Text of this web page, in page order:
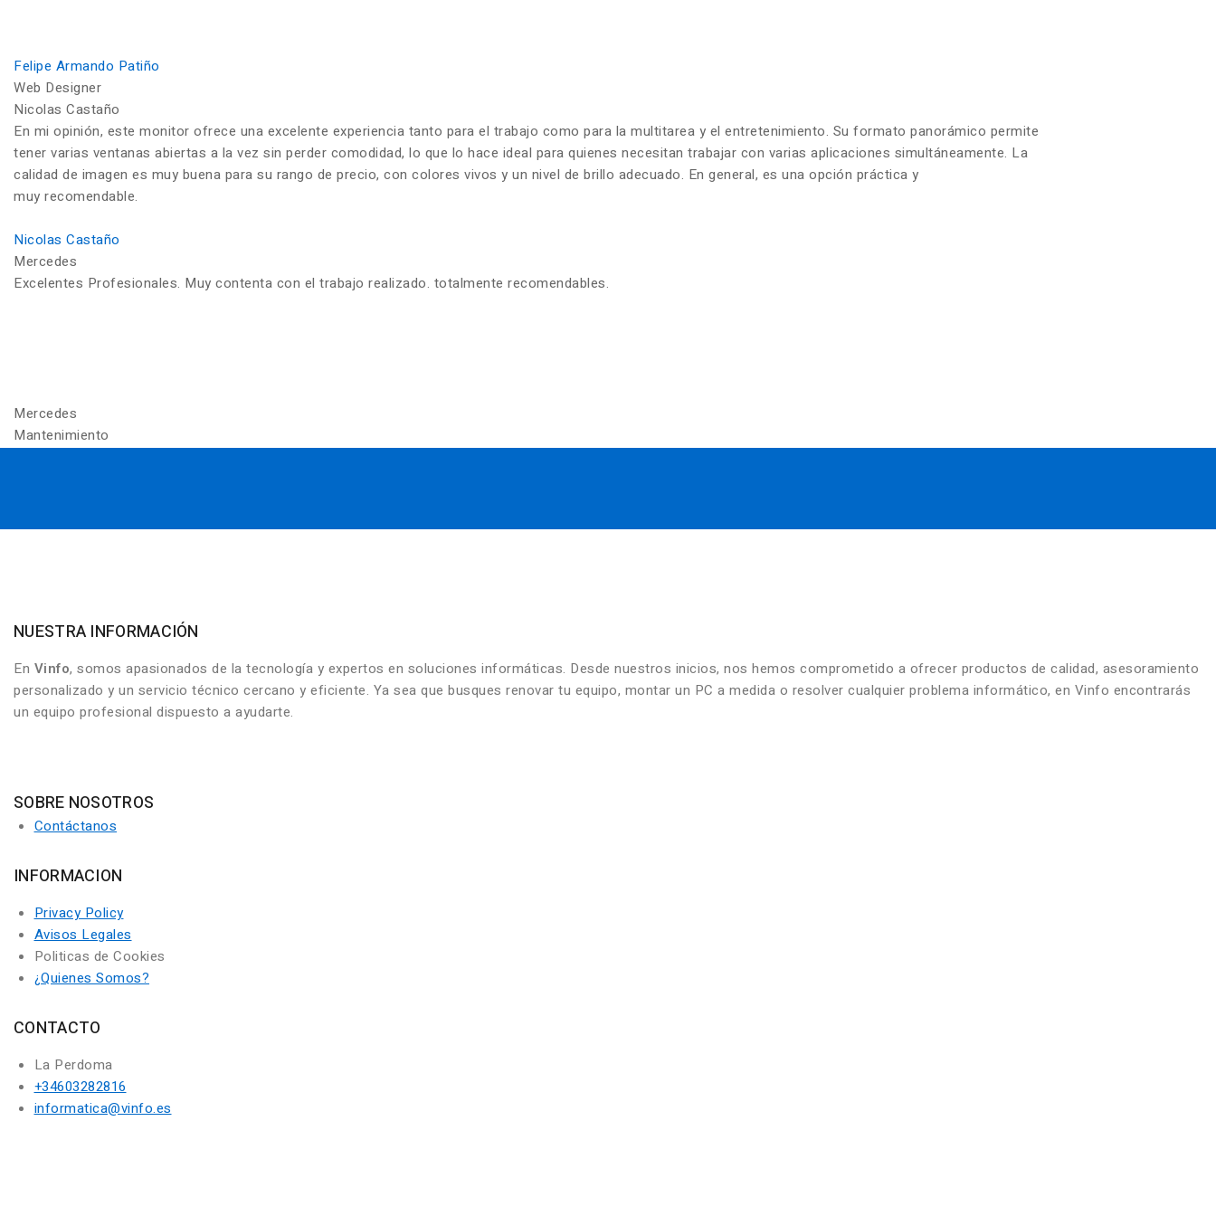
Felipe Armando Patiño
Web Designer
Nicolas Castaño
En mi opinión, este monitor ofrece una excelente experiencia tanto para el trabajo como para la multitarea y el entretenimiento. Su formato panorámico permite
tener varias ventanas abiertas a la vez sin perder comodidad, lo que lo hace ideal para quienes necesitan trabajar con varias aplicaciones simultáneamente. La
calidad de imagen es muy buena para su rango de precio, con colores vivos y un nivel de brillo adecuado. En general, es una opción práctica y
muy recomendable.
Nicolas Castaño
Mercedes
Excelentes Profesionales. Muy contenta con el trabajo realizado. totalmente recomendables.
Mercedes
Mantenimiento
NUESTRA INFORMACIÓN
En Vinfo, somos apasionados de la tecnología y expertos en soluciones informáticas. Desde nuestros inicios, nos hemos comprometido a ofrecer productos de calidad, asesoramiento
personalizado y un servicio técnico cercano y eficiente. Ya sea que busques renovar tu equipo, montar un PC a medida o resolver cualquier problema informático, en Vinfo encontrarás
un equipo profesional dispuesto a ayudarte.
SOBRE NOSOTROS
Contáctanos
INFORMACION
Privacy Policy
Avisos Legales
Politicas de Cookies
¿Quienes Somos?
CONTACTO
La Perdoma
+34603282816
informatica@vinfo.es